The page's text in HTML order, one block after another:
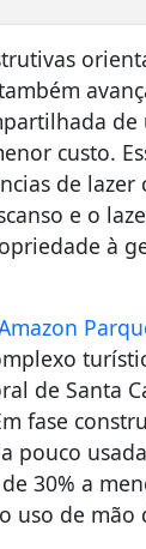
custo.
de
e o
à
de Santa
fase
pouco
30% a
uso de mão